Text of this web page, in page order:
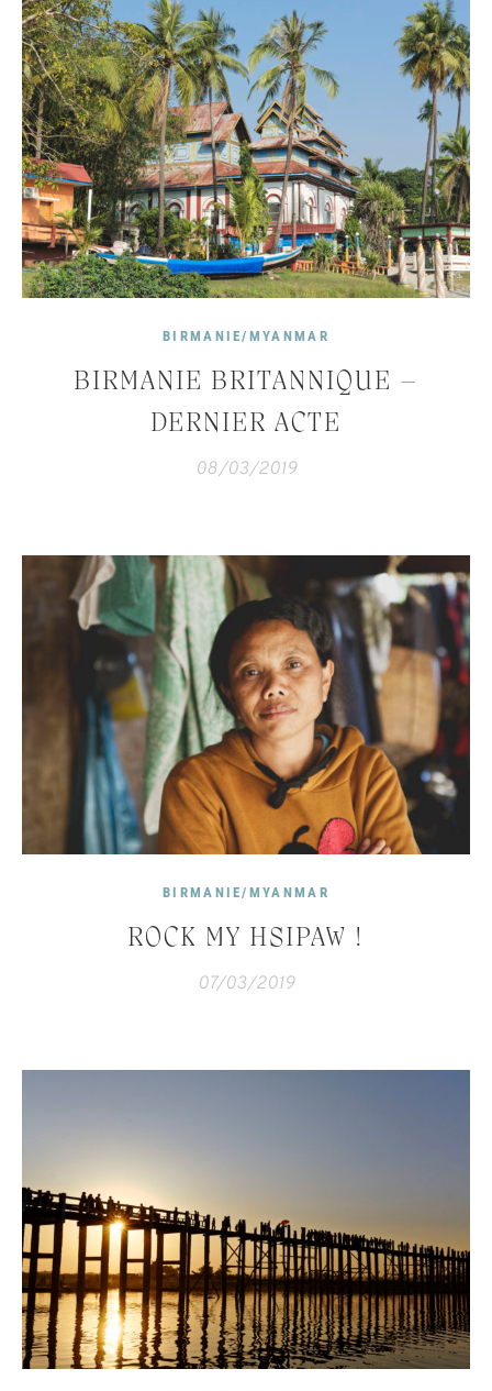
BIRMANIE/MYANMAR
BIRMANIE BRITANNIQUE –
DERNIER ACTE
08/03/2019
BIRMANIE/MYANMAR
ROCK MY HSIPAW !
07/03/2019